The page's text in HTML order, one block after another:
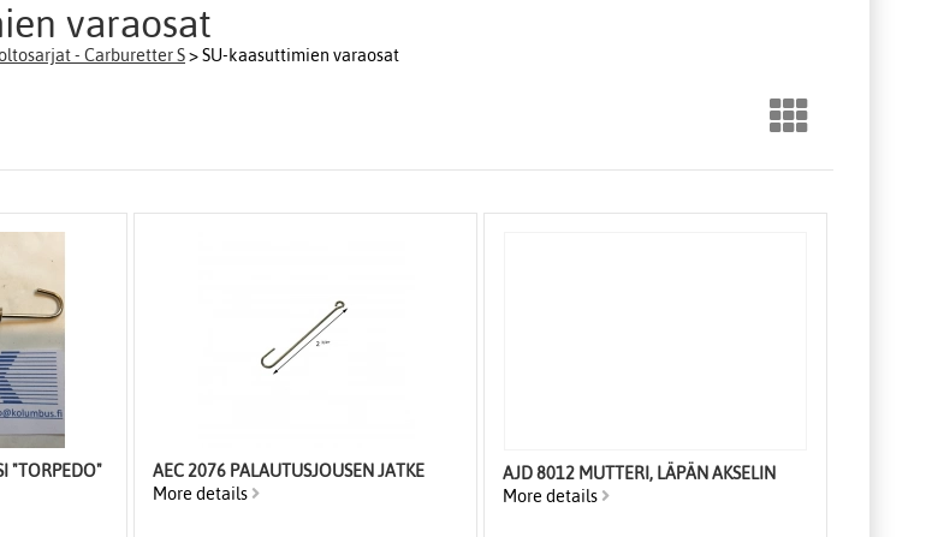
varaosat
- Carburetter S> SU-kaasuttimien varaosat
"TORPEDO"
AEC 2076 PALAUTUSJOUSEN JATKE
More details
AJD 8012 MUTTERI, LÄPÄN AKSELIN
More details